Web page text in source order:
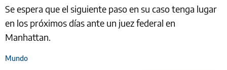
Se espera que el siguiente paso en su caso tenga lugar
en los próximos días ante un juez federal en
Manhattan.
Mundo